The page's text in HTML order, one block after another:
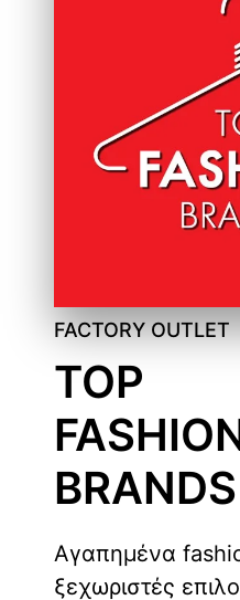
FACTORY OUTLET
TOP
BRANDS
Αγαπημένα
ξεχωριστές